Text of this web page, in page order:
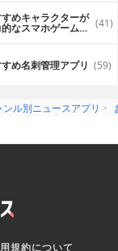
めキャラクターが
なスマホゲームア (41)
め名刺管理アプリ (59)
ル別ニュースアプリ
規約について